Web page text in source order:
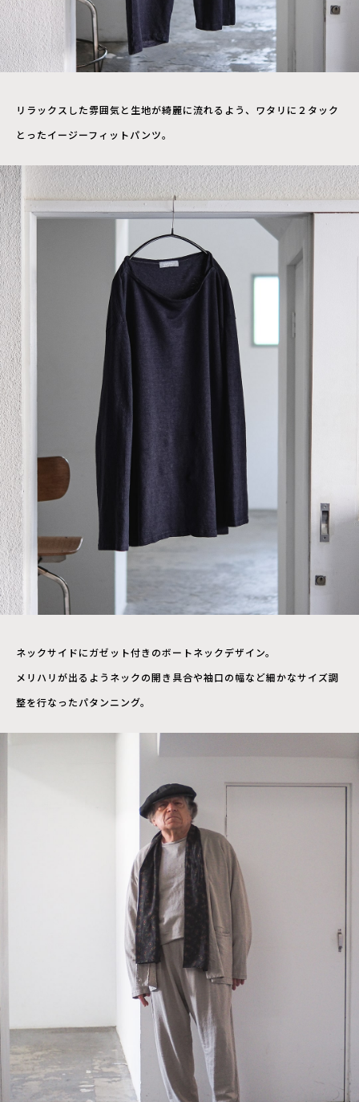
リラックスした雰囲気と生地が綺麗に流れるよう、ワタリに２タック
とったイージーフィットパンツ。
ネックサイドにガゼット付きのボートネックデザイン。
メリハリが出るようネックの開き具合や袖口の幅など細かなサイズ調
整を行なったパタンニング。